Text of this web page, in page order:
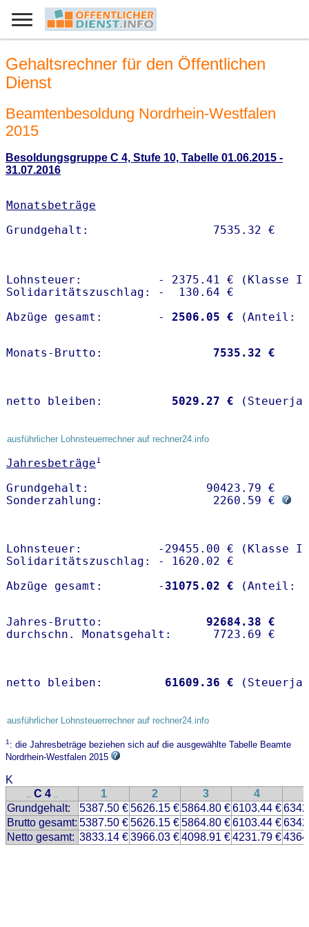
Gehaltsrechner für den Öffentlichen
Dienst
Beamtenbesoldung Nordrhein-Westfalen
2015
Besoldungsgruppe C 4, Stufe 10, Tabelle 01.06.2015 -
31.07.2016
Monatsbeträge
Lohnsteuer:           - 2375.41 € (Klasse I)
Solidaritätszuschlag: -  130.64 €
Abzüge gesamt:        -
2506.05 €
Monats-Brutto: 7535.32 €
netto bleiben: 5029.27 €
ausführlicher Lohnsteuerrechner auf rechner24.info
Jahresbeträge1
Grundgehalt:                 90423.79 €
Sonderzahlung:                2260.59 €
Lohnsteuer:           -29455.00 € (Klasse I)
Solidaritätszuschlag: - 1620.02 €
Abzüge gesamt:        - 31075.02 €
Jahres-Brutto: 92684.38 €
netto bleiben: 61609.36 €
ausführlicher Lohnsteuerrechner auf rechner24.info
1: die Jahresbeträge beziehen sich auf die ausgewählte Tabelle Beamte
Nordrhein-Westfalen 2015
K
.. C 4 .. 1 2 3 4
Grundgehalt:
5387.50 €5626.15 €5864.80 €6103.44 €
Brutto gesamt: 5387.50 €5626.15 €5864.80 €6103.44 €
Netto gesamt: 3833.14 €3966.03 €4098.91 €4231.79 €